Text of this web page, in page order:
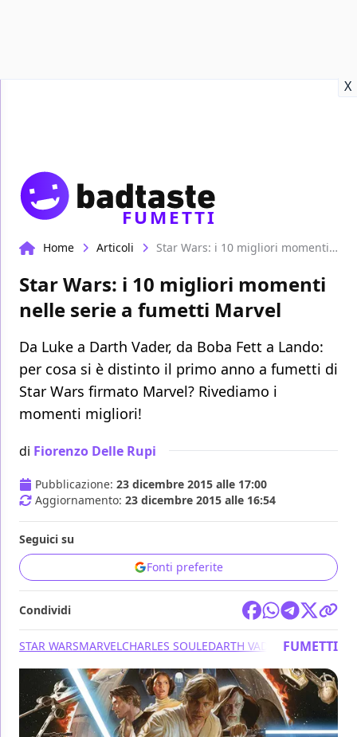
X
FUMETTI
Home Articoli Star Wars: i 10 migliori momenti nelle serie a fumetti Marvel
Star Wars: i 10 migliori momenti
nelle serie a fumetti Marvel
Da Luke a Darth Vader, da Boba Fett a Lando:
per cosa si è distinto il primo anno a fumetti di
Star Wars firmato Marvel? Rivediamo i
momenti migliori!
di Fiorenzo Delle Rupi
Pubblicazione: 23 dicembre 2015 alle 17:00
Aggiornamento: 23 dicembre 2015 alle 16:54
Seguici su
Fonti preferite
Condividi
STAR WARSMARVELCHARLES SOULEDARTH VADER GREG RUCKA
FUMETTI